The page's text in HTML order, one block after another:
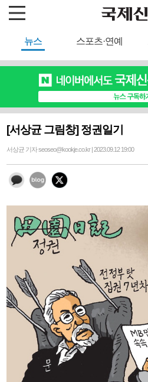
뉴스 스포츠·연예
[서상균 그림창] 정권일기
서상균 기자 seoseo@kookje.co.kr | 2023.09.12 19:00